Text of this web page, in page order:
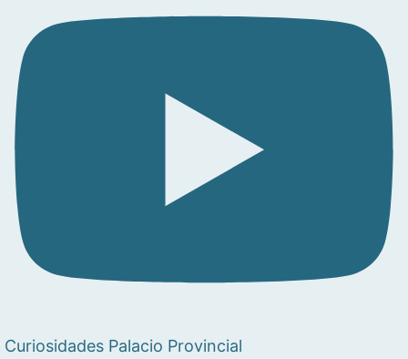
Curiosidades Palacio Provincial